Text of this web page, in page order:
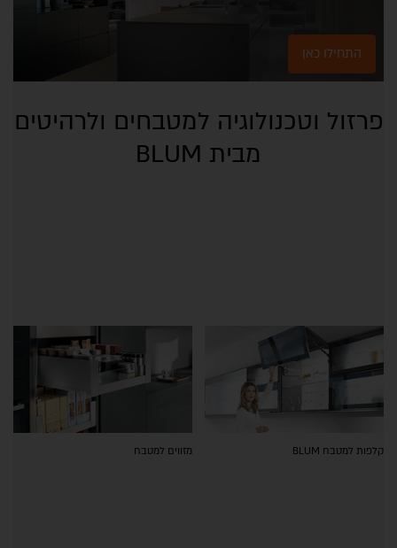
התחילו כאן
פרזול וטכנולוגיה למטבחים ולרהיטים
מבית BLUM
קלפות למטבח BLUM מזווים למטבח